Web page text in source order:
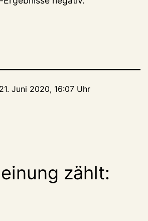
21. Juni 2020, 16:07 Uhr
zählt: